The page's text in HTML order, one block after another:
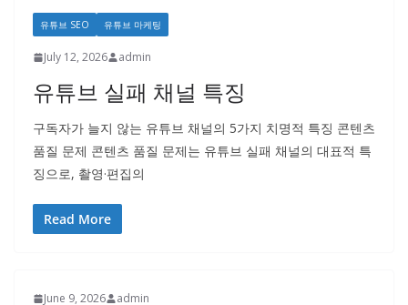
유튜브 SEO 유튜브 마케팅
July 12, 2026 admin
유튜브 실패 채널 특징
구독자가 늘지 않는 유튜브 채널의 5가지 치명적 특징 콘텐츠
품질 문제 콘텐츠 품질 문제는 유튜브 실패 채널의 대표적 특
징으로, 촬영·편집의
Read More
June 9, 2026 admin